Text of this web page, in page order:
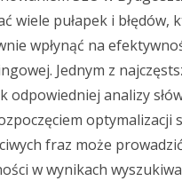
wiele pułapek i błędów,
wpłynąć na
Jednym z
odpowiedniej analizy
optymalizacji
fraz może
w wynikach